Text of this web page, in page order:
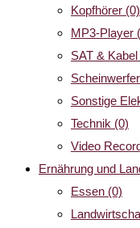
Kopfhörer (0)
MP3-Player
SAT &
Scheinwerfer
Sonstige
Technik (0)
Video
Ernährung und
Essen (0)